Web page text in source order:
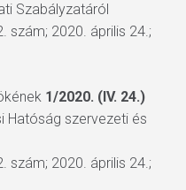
Szabályzatáról
szám; 2020. április 24.;
1/2020. (IV. 24.)
Hatóság szervezeti és
szám; 2020. április 24.;